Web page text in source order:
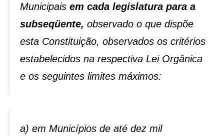
Municipais em cada legislatura para a
subseqüente, observado o que dispõe
esta Constituição, observados os critérios
estabelecidos na respectiva Lei Orgânica
e os seguintes limites máximos:
a) em Municípios de até dez mil